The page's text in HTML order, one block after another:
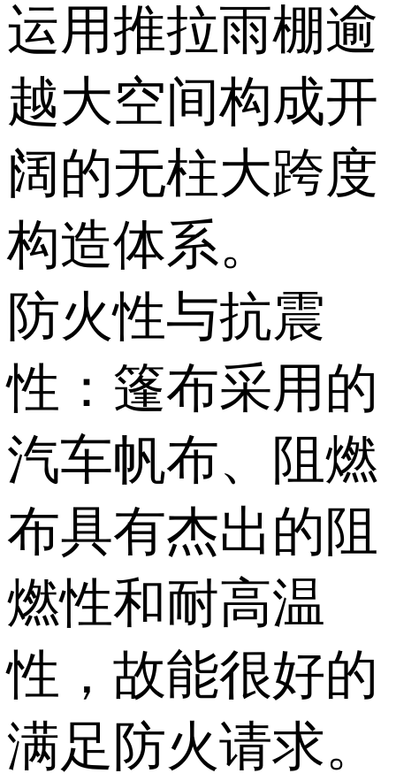
运用推拉雨棚逾
越大空间构成开
阔的无柱大跨度
构造体系。
防火性与抗震
性：篷布采用的
汽车帆布、阻燃
布具有杰出的阻
燃性和耐高温
性，故能很好的
满足防火请求。